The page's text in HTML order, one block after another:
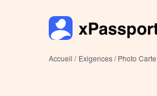
Accueil / Exigences /Photo